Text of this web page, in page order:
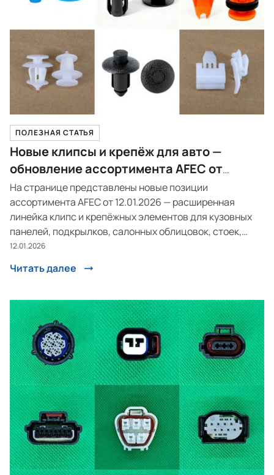
ПОЛЕЗНАЯ СТАТЬЯ
Новые клипсы и крепёж для авто —
обновление ассортимента AFEC от
12.01.2026
На странице представлены новые позиции
ассортимента AFEC от 12.01.2026 — расширенная
линейка клипс и крепёжных элементов для кузовных
панелей, подкрылков, салонных облицовок, стоек,
дверей, порогов, бамперов и декоративных
соответствия OEM-номерам и применяемос...
12.01.2026
Читать далее